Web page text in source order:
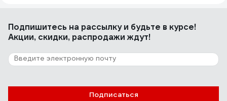
Подпишитесь на рассылкуи будьте в курсе!
Акции, скидки, распродажи ждут!
Подписаться